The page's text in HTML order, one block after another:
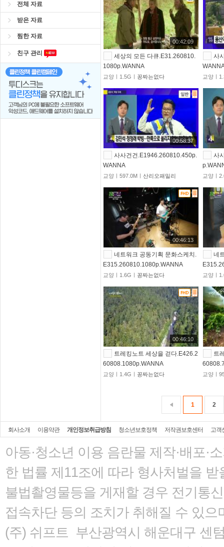
전체 자료
받은 자료
찜한 자료
친구 관리
00:42:09
세상의 모든 다큐.E31.260810.
1080p.WANNA
교양ㅣ1.5Gㅣ 꽁짜는없다
사
교양ㅣ
00:58:37
사사건건.E1946.260810.450p.
WANNA
교양ㅣ597.0Mㅣ산리오패밀리
사
교양ㅣ
00:46:13
네트워크 공동기획 문화스케치.
E315.260810.1080p.WANNA
교양ㅣ1.6Gㅣ 꽁짜는없다
네
교양ㅣ
00:46:10
트레킹노트 세상을 걷다.E426.2
60808.1080p.WANNA
교양ㅣ1.4Gㅣ 꽁짜는없다
트
교양ㅣ
1 2
회사소개 이용약관 개인정보취급방침 청소년보호정책 저작권보호센터 고객
아동·청소년 이용 음란물 제작·배포·
한 법률 제11조에 따라 형사처벌을 받
불법촬영물등을 게재할 경우 전기통
접속차단 등의 조치가 취해질 수 있으
(주) 쉬프트 부산광역시 해운대구 센